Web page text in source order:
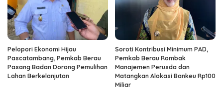
Pelopori Ekonomi Hijau
Pascatambang, Pemkab Berau
Pasang Badan Dorong Pemulihan
Lahan Berkelanjutan
Soroti Kontribusi Minimum PAD,
Pemkab Berau Rombak
Manajemen Perusda dan
Matangkan Alokasi Bankeu Rp100
Miliar